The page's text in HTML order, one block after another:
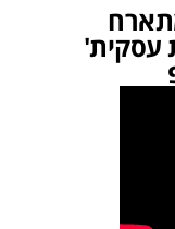
עסקית'